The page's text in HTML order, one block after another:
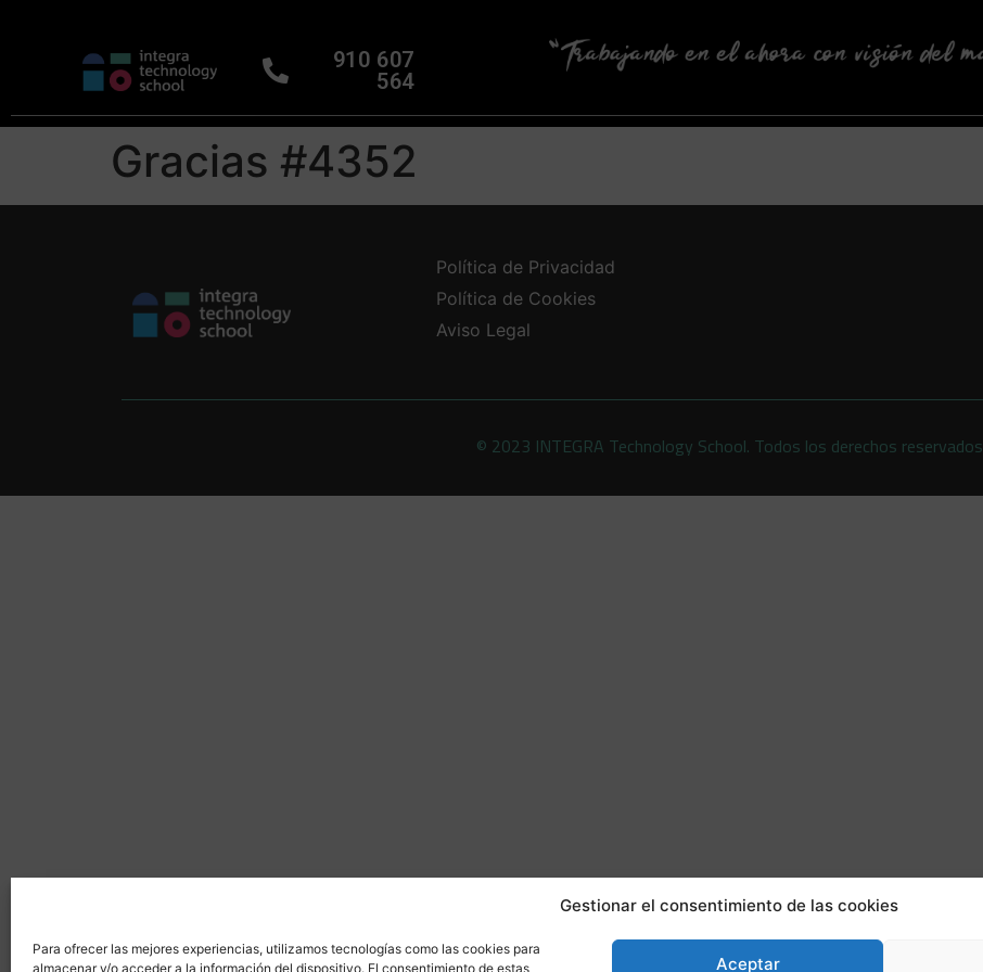
Gestionar el consentimiento de las cookies
Para ofrecer las mejores experiencias, utilizamos tecnologías como las cookies para
almacenar y/o acceder a la información del dispositivo. El consentimiento de estas
Aceptar
910 607
564
Gracias #4352
Política de Privacidad
Política de Cookies
Aviso Legal
© 2023 INTEGRA Technology School. Todos los derechos reservados